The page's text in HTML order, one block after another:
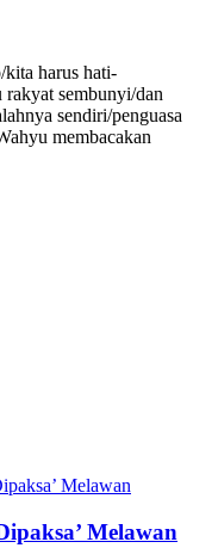
harus hati-
rakyat sembunyi/dan
sendiri/penguasa
membacakan
Melawan